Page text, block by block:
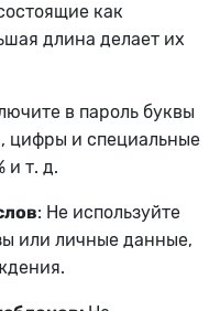
как
длина делает их
в пароль буквы
цифры и специальные
и т. д.
: Не используйте
или личные данные,